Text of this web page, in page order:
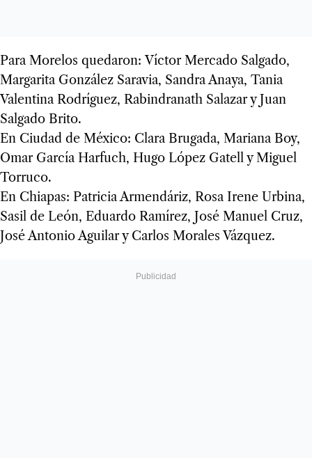
Para Morelos quedaron: Víctor Mercado Salgado,
Margarita González Saravia, Sandra Anaya, Tania
Valentina Rodríguez, Rabindranath Salazar y Juan
Salgado Brito.
En Ciudad de México: Clara Brugada, Mariana Boy,
Omar García Harfuch, Hugo López Gatell y Miguel
Torruco.
En Chiapas: Patricia Armendáriz, Rosa Irene Urbina,
Sasil de León, Eduardo Ramírez, José Manuel Cruz,
José Antonio Aguilar y Carlos Morales Vázquez.